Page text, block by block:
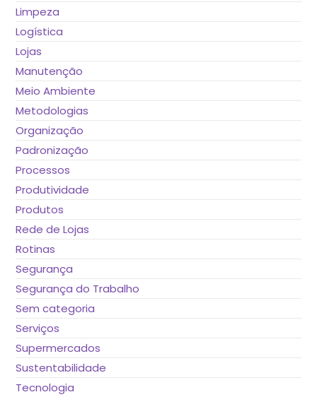
Limpeza
Logística
Lojas
Manutenção
Meio Ambiente
Metodologias
Organização
Padronização
Processos
Produtividade
Produtos
Rede de Lojas
Rotinas
Segurança
Segurança do Trabalho
Sem categoria
Serviços
Supermercados
Sustentabilidade
Tecnologia